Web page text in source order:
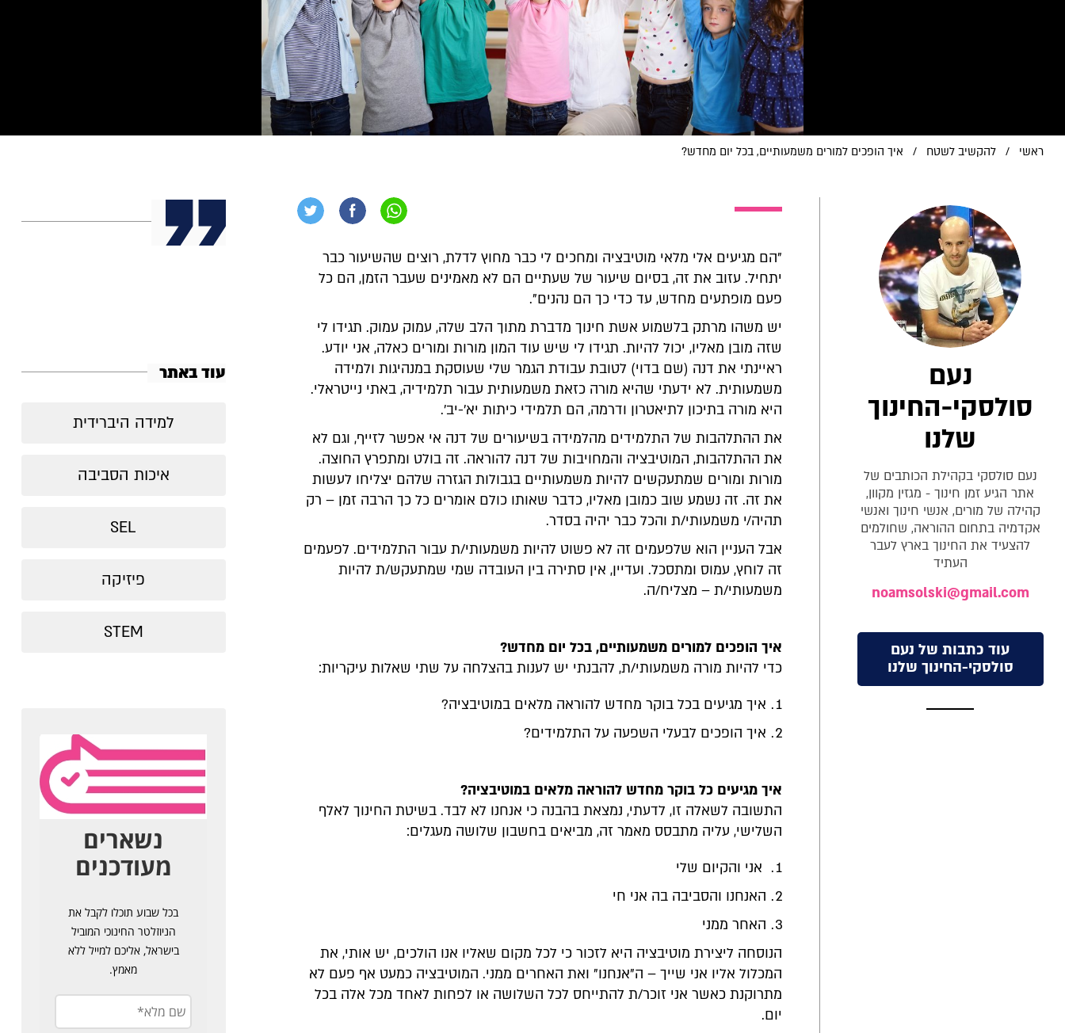
ראשי / להקשיב לשטח / איך הופכים למורים משמעותיים, בכל יום מחדש?
"הם מגיעים אלי מלאי מוטיבציה ומחכים לי כבר מחוץ לדלת, רוצים שהשיעור כבר
יתחיל. עזוב את זה, בסיום שיעור של שעתיים הם לא מאמינים שעבר הזמן, הם כל
פעם מופתעים מחדש, עד כדי כך הם נהנים".
יש משהו מרתק בלשמוע אשת חינוך מדברת מתוך הלב שלה, עמוק עמוק. תגידו לי
שזה מובן מאליו, יכול להיות. תגידו לי שיש עוד המון מורות ומורים כאלה, אני יודע.
ראיינתי את דנה (שם בדוי) לטובת עבודת הגמר שלי שעוסקת במנהיגות ולמידה
משמעותית. לא ידעתי שהיא מורה כזאת משמעותית עבור תלמידיה, באתי נייטראלי.
היא מורה בתיכון לתיאטרון ודרמה, הם תלמידי כיתות יא'-יב'.
את ההתלהבות של התלמידים מהלמידה בשיעורים של דנה אי אפשר לזייף, וגם לא
את ההתלהבות, המוטיבציה והמחויבות של דנה להוראה. זה בולט ומתפרץ החוצה.
מורות ומורים שמתעקשים להיות משמעותיים בגבולות הגזרה שלהם יצליחו לעשות
את זה. זה נשמע שוב כמובן מאליו, כדבר שאותו כולם אומרים כל כך הרבה זמן – רק
תהיה/י משמעותי/ת והכל כבר יהיה בסדר.
אבל העניין הוא שלפעמים זה לא פשוט להיות משמעותי/ת עבור התלמידים. לפעמים
זה לוחץ, עמוס ומתסכל. ועדיין, אין סתירה בין העובדה שמי שמתעקש/ת להיות
משמעותי/ת – מצליח/ה.
איך הופכים למורים משמעותיים, בכל יום מחדש?
כדי להיות מורה משמעותי/ת, להבנתי יש לענות בהצלחה על שתי שאלות עיקריות:
איך מגיעים בכל בוקר מחדש להוראה מלאים במוטיבציה?
איך הופכים לבעלי השפעה על התלמידים?
איך מגיעים כל בוקר מחדש להוראה מלאים במוטיבציה?
התשובה לשאלה זו, לדעתי, נמצאת בהבנה כי אנחנו לא לבד. בשיטת החינוך לאלף
השלישי, עליה מתבסס מאמר זה, מביאים בחשבון שלושה מעגלים:
אני והקיום שלי
האנחנו והסביבה בה אני חי
האחר ממני
הנוסחה ליצירת מוטיבציה היא לזכור כי לכל מקום שאליו אנו הולכים, יש אותי, את
המכלול אליו אני שייך – ה"אנחנו" ואת האחרים ממני. המוטיבציה כמעט אף פעם לא
מתרוקנת כאשר אני זוכר/ת להתייחס לכל השלושה או לפחות לאחד מכל אלה בכל
יום.
נעם
סולסקי-החינוך
שלנו
נעם סולסקי בקהילת הכותבים של
אתר הגיע זמן חינוך - מגזין מקוון,
קהילה של מורים, אנשי חינוך ואנשי
אקדמיה בתחום ההוראה, שחולמים
להצעיד את החינוך בארץ לעבר
העתיד
noamsolski@gmail.com
עוד כתבות של נעם
סולסקי-החינוך שלנו
עוד באתר
למידה היברידית
איכות הסביבה
SEL
פיזיקה
STEM